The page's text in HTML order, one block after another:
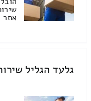
גלעד הגליל